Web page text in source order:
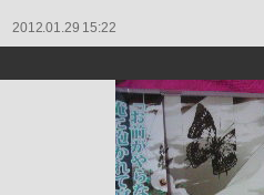
2012.01.29 15:22